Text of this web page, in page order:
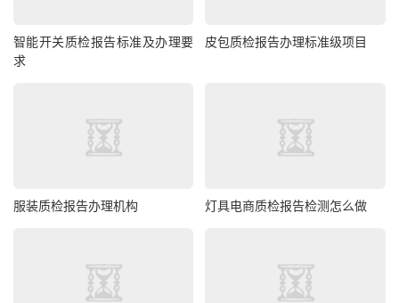
智能开关质检报告标准及办理要
求
皮包质检报告办理标准级项目
服装质检报告办理机构 灯具电商质检报告检测怎么做